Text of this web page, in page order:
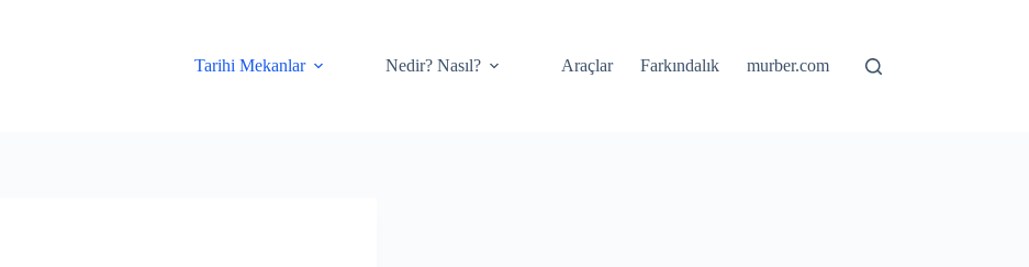
Tarihi Mekanlar Nedir? Nasıl? Araçlar Farkındalık murber.com